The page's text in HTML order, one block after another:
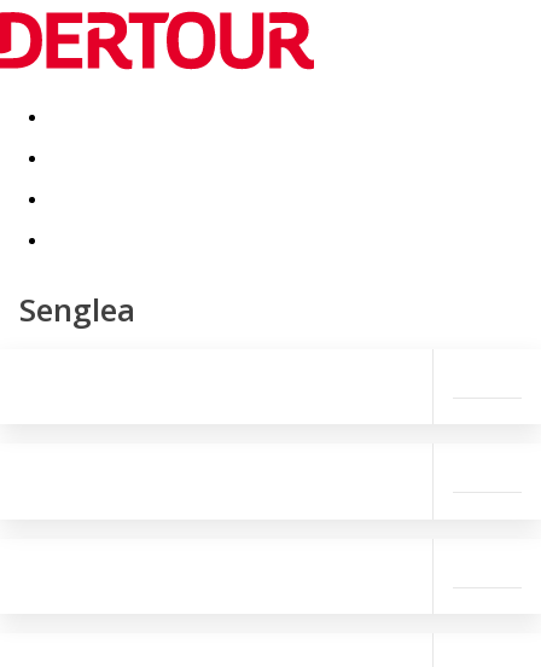
Destinatii Vacanta perfecta OFERTE DE NERATAT
Senglea